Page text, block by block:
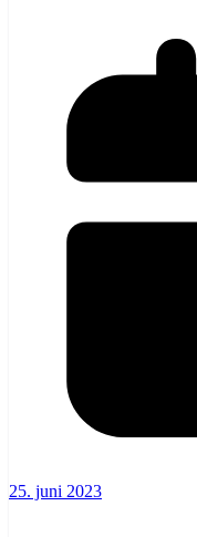
25. juni 2023